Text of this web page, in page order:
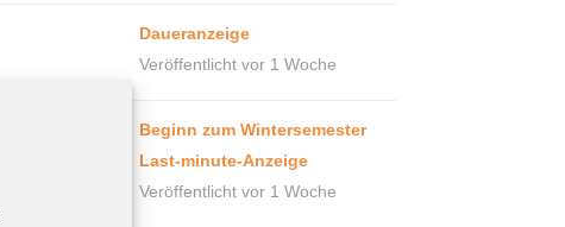
Daueranzeige
Veröffentlicht vor 1 Woche
Beginn zum Wintersemester
Last-minute-Anzeige
Veröffentlicht vor 1 Woche